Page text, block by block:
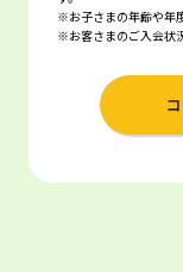
※お子さまの年齢や年
※お客さまのご入会状